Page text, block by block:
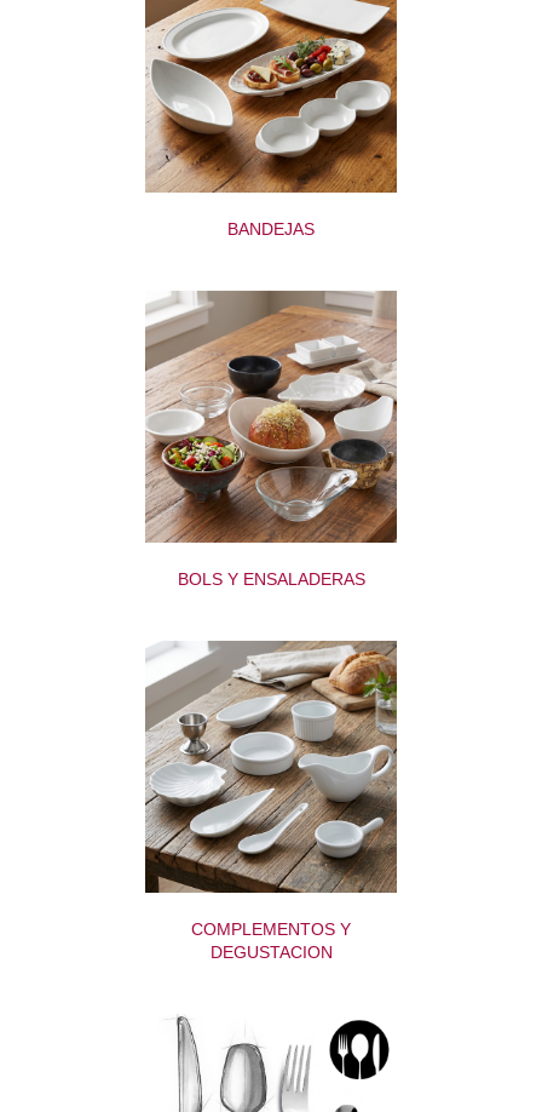
BANDEJAS
BOLS Y ENSALADERAS
COMPLEMENTOS Y
DEGUSTACION